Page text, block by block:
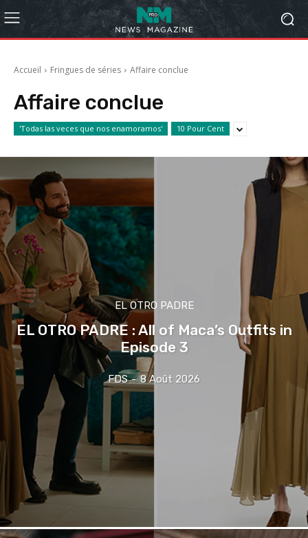
Accueil Fringues de séries Affaire conclue
Affaire conclue
'Todas las veces que nos enamoramos' 10 Pour Cent
EL OTRO PADRE
EL OTRO PADRE : All of Maca’s Outfits in
Episode 3
FDS - 8 Août 2026